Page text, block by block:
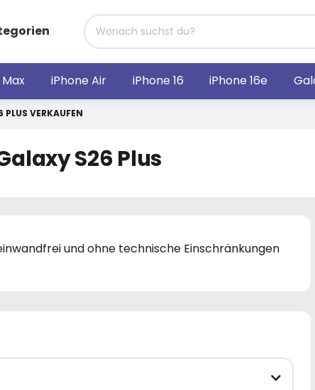
iPhone Air iPhone 16 iPhone 16e
VERKAUFEN
S26 Plus
und ohne technische Einschränkungen